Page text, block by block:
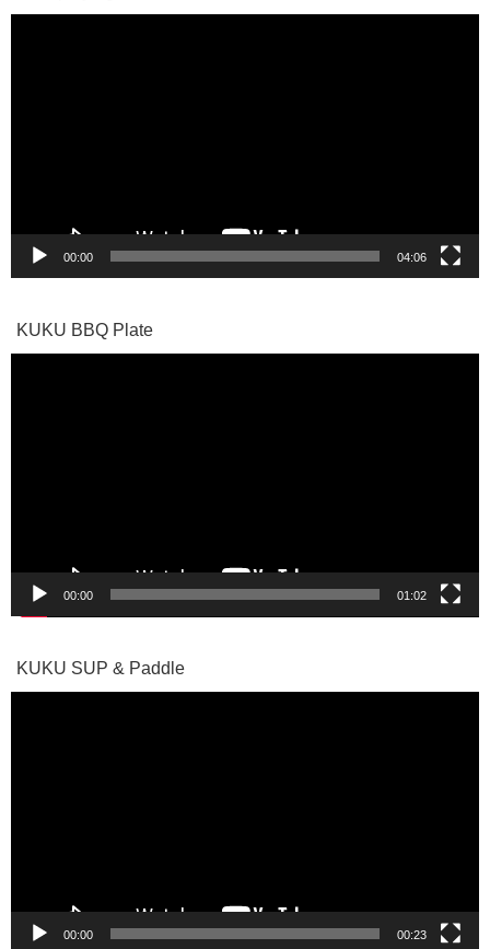
00:00 04:06
KUKU BBQ Plate
00:00 01:02
KUKU SUP & Paddle
00:00 00:23